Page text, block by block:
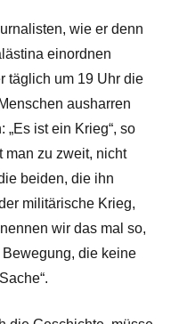
wie er denn
einordnen
täglich um 19 Uhr die
ausharren
ist ein Krieg“, so
man zu zweit, nicht
beiden, die ihn
militärische Krieg,
wir das mal so,
die keine